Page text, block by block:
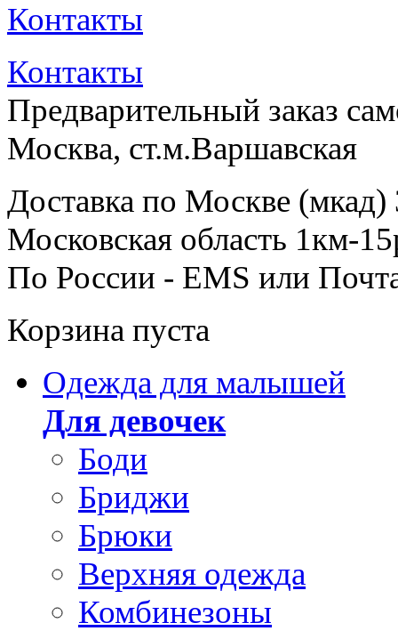
Контакты
Контакты
Предварительный заказ
Москва, ст.м.Варшавская
Доставка по Москве (мкад)
Московская область 1км-
По России - EMS или
Корзина пуста
Одежда для малышей
Для девочек
Боди
Бриджи
Брюки
Верхняя одежда
Комбинезоны